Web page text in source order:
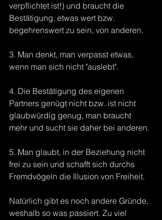
verpflichtet ist!) und braucht die
Bestätigung, etwas wert bzw.
begehrenswert zu sein, von anderen.
3. Man denkt, man verpasst etwas,
wenn man sich nicht "auslebt".
4. Die Bestätigung des eigenen
Partners genügt nicht bzw. ist nicht
glaubwürdig genug, man braucht
mehr und sucht sie daher bei anderen.
5. Man glaubt, in der Beziehung nicht
frei zu sein und schafft sich durchs
Fremdvögeln die Illusion von Freiheit.
Natürlich gibt es noch andere Gründe,
weshalb so was passiert. Zu viel